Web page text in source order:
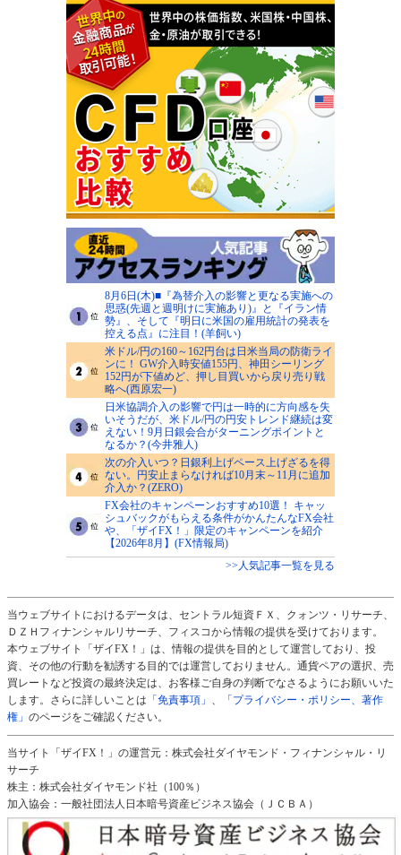
8月6日(木)■『為替介入の影響と更なる実施への
思惑(先週と週明けに実施あり)』と『イラン情
勢』、そして『明日に米国の雇用統計の発表を
控える点』に注目！(羊飼い)
米ドル/円の160～162円台は日米当局の防衛ライ
ンに！ GW介入時安値155円、神田シーリング
152円が下値めど、押し目買いから戻り売り戦
略へ(西原宏一)
日米協調介入の影響で円は一時的に方向感を失
いそうだが、米ドル/円の円安トレンド継続は変
えない！9月日銀会合がターニングポイントと
なるか？(今井雅人)
次の介入いつ？日銀利上げペース上げざるを得
ない。円安止まらなければ10月末～11月に追加
介入か？(ZERO)
FX会社のキャンペーンおすすめ10選！ キャッ
シュバックがもらえる条件がかんたんなFX会社
や、「ザイFX！」限定のキャンペーンを紹介
【2026年8月】(FX情報局)
>>人気記事一覧を見る
当ウェブサイトにおけるデータは、セントラル短資ＦＸ、クォンツ・リサーチ、
ＤＺＨフィナンシャルリサーチ、フィスコから情報の提供を受けております。
本ウェブサイト「ザイFX！」は、情報の提供を目的として運営しており、投
資、その他の行動を勧誘する目的では運営しておりません。通貨ペアの選択、売
買レートなど投資の最終決定は、お客様ご自身の判断でなさるようにお願いいた
します。さらに詳しいことは 「免責事項」
「プライバシー・ポリシー、著作
権」 のページをご確認ください。
当サイト「ザイFX！」の運営元：株式会社ダイヤモンド・フィナンシャル・リ
サーチ
株主：株式会社ダイヤモンド社（100％）
加入協会：一般社団法人日本暗号資産ビジネス協会（ＪＣＢＡ）